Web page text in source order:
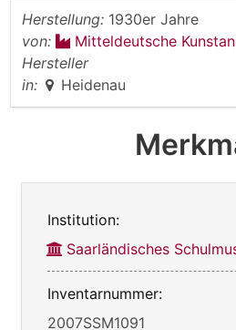
Herstellung: 1930er Jahre
von:
Mitteldeutsche
Hersteller
in:
Heidenau
Institution:
Saarländisches
Inventarnummer:
2007SSM1091